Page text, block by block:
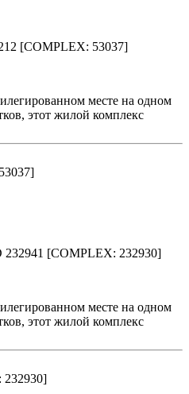
[COMPLEX: 53037]
месте на одном
этот жилой комплекс
[COMPLEX: 232930]
месте на одном
этот жилой комплекс
232930]